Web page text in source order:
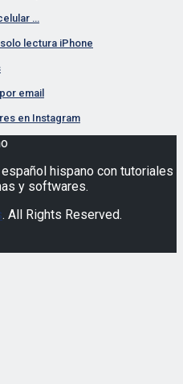
…
lectura iPhone
email
en Instagram
hispano con tutoriales
y softwares.
. All Rights Reserved.